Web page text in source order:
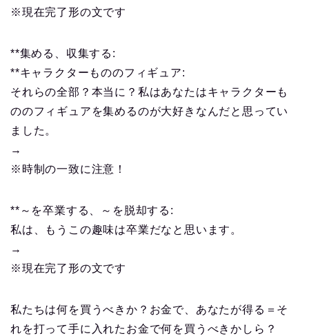
※現在完了形の文です
**集める、収集する:
**キャラクターもののフィギュア:
それらの全部？本当に？私はあなたはキャラクターも
ののフィギュアを集めるのが大好きなんだと思ってい
ました。
→
※時制の一致に注意！
**～を卒業する、～を脱却する:
私は、もうこの趣味は卒業だなと思います。
→
※現在完了形の文です
私たちは何を買うべきか？お金で、あなたが得る＝そ
れを打って手に入れたお金で何を買うべきかしら？